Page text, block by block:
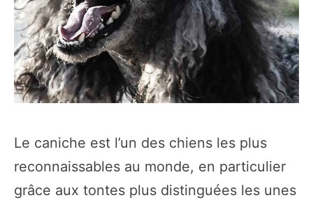
Le caniche est l’un des chiens les plus
reconnaissables au monde, en particulier
grâce aux tontes plus distinguées les unes